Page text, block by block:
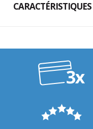
CARACTÉRISTIQUES